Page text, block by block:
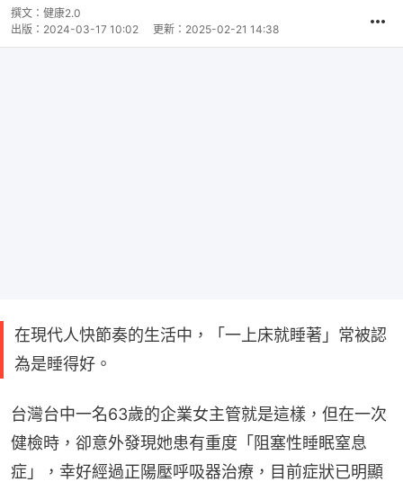
撰文： 健康2.0
出版： 2024-03-17 10:02 更新： 2025-02-21 14:38
在現代人快節奏的生活中，「一上床就睡著」常被認
為是睡得好。
台灣台中一名63歲的企業女主管就是這樣，但在一次
健檢時，卻意外發現她患有重度「阻塞性睡眠窒息
症」，幸好經過正陽壓呼吸器治療，目前症狀已明顯